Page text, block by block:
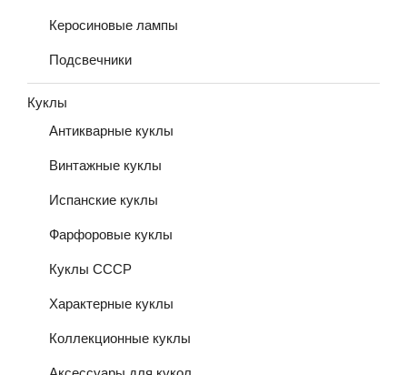
Керосиновые лампы
Подсвечники
Куклы
Антикварные куклы
Винтажные куклы
Испанские куклы
Фарфоровые куклы
Куклы СССР
Характерные куклы
Коллекционные куклы